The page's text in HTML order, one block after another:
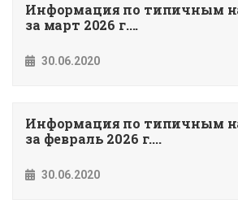
Информация по типичным
за март 2026 г....
30.06.2020
Информация по типичным
за февраль 2026 г....
30.06.2020